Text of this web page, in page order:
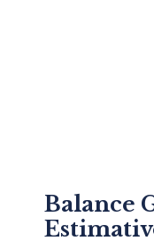
Balance